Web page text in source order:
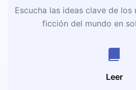
Escucha las ideas clave de
ficción del mundo en
Leer